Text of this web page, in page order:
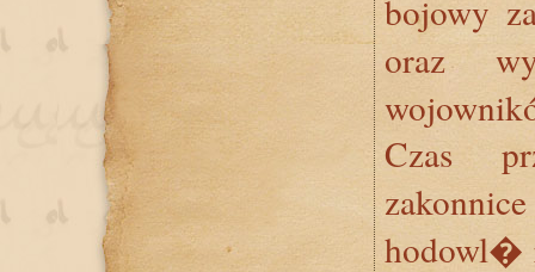
bojowy
oraz
Czas
hodowl�